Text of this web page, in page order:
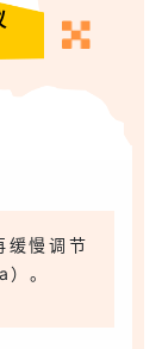
缓慢调节
。